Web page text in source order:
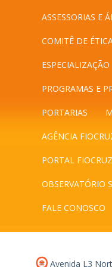
ASSESSORIAS E
COMITÊ DE
ESPECIALIZAÇÃO
PROGRAMAS E
PORTARIAS
AGÊNCIA
PORTAL FIOCRUZ
OBSERVATÓRIO
FALE CONOSCO
Avenida L3